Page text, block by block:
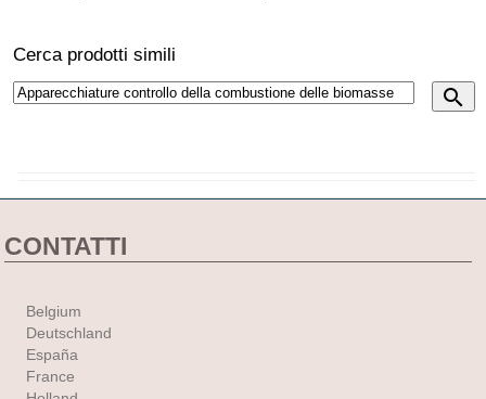
Cerca prodotti simili
search
CONTATTI
Belgium
Deutschland
España
France